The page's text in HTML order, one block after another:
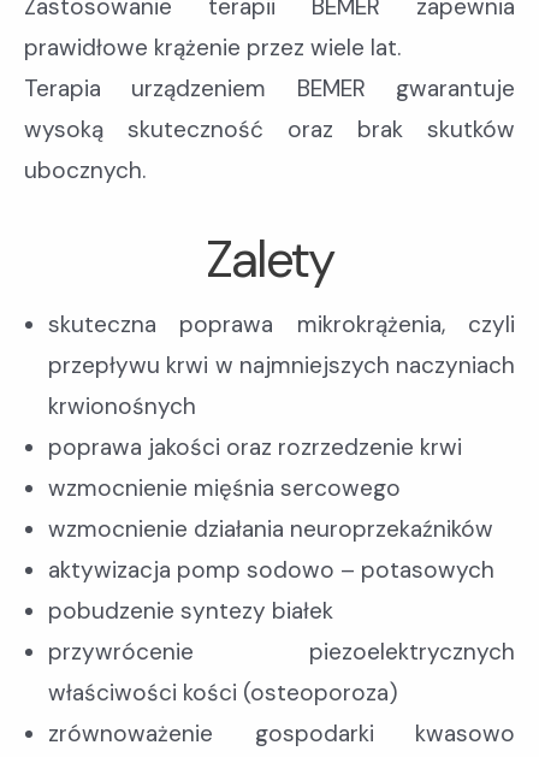
Zastosowanie terapii BEMER zapewnia
prawidłowe krążenie przez wiele lat.
Terapia urządzeniem BEMER gwarantuje
wysoką skuteczność oraz brak skutków
ubocznych.
Zalety
skuteczna poprawa mikrokrążenia, czyli
przepływu krwi w najmniejszych naczyniach
krwionośnych
poprawa jakości oraz rozrzedzenie krwi
wzmocnienie mięśnia sercowego
wzmocnienie działania neuroprzekaźników
aktywizacja pomp sodowo – potasowych
pobudzenie syntezy białek
przywrócenie piezoelektrycznych
właściwości kości (osteoporoza)
zrównoważenie gospodarki kwasowo